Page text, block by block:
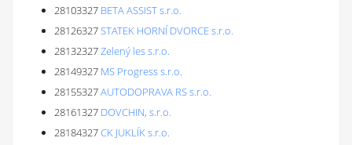
28103327 BETA ASSIST s.r.o.
28126327STATEK HORNÍ DVORCE s.r.o.
28132327Zelený les s.r.o.
28149327 MS Progress s.r.o.
28155327AUTODOPRAVA RS s.r.o.
28161327 DOVCHIN, s.r.o.
28184327CK JUKLÍK s.r.o.